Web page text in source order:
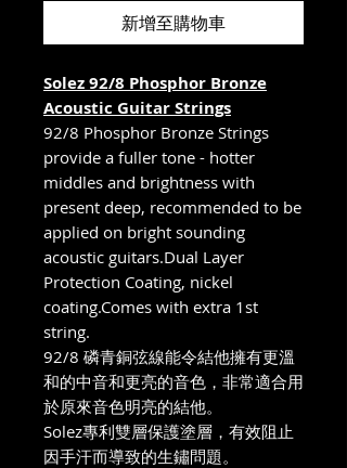
新增至購物車
Solez 92/8 Phosphor Bronze
Acoustic Guitar Strings
92/8 Phosphor Bronze Strings
provide a fuller tone - hotter
middles and brightness with
present deep, recommended to be
applied on bright sounding
acoustic guitars.Dual Layer
Protection Coating, nickel
coating.Comes with extra 1st
string.
92/8 磷青銅弦線能令結他擁有更溫
和的中音和更亮的音色，非常適合用
於原來音色明亮的結他。
Solez專利雙層保護塗層，有效阻止
因手汗而導致的生鏽問題 。